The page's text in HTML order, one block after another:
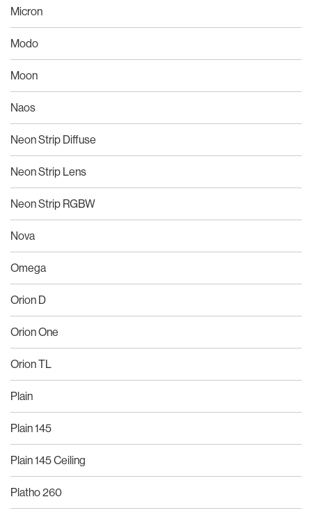
Micron
Modo
Moon
Naos
Neon Strip Diffuse
Neon Strip Lens
Neon Strip RGBW
Nova
Omega
Orion D
Orion One
Orion TL
Plain
Plain 145
Plain 145 Ceiling
Platho 260